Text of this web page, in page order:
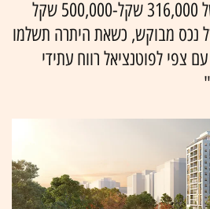
אטרקטיביים: מקדמה של 316,000 שקל-500,000 שקל
נכס מבוקש, כשאת היתרה תשלמו
צפי לפוטנציאל רווח עתידי